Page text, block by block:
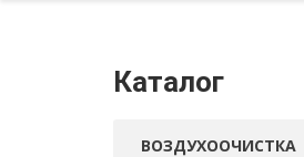
Каталог
ВОЗДУХООЧИСТКА